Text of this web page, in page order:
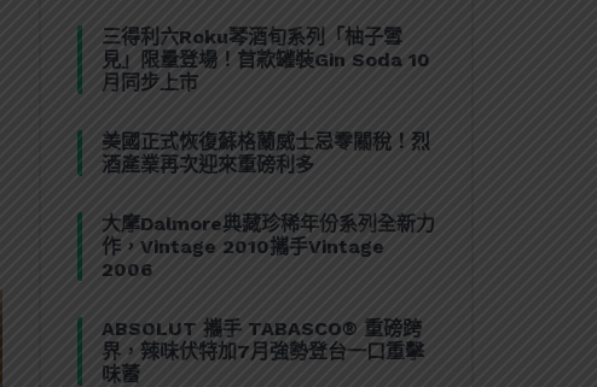
三得利六Roku琴酒旬系列「柚子雪
見」限量登場！首款罐裝Gin Soda 10
月同步上市
美國正式恢復蘇格蘭威士忌零關稅！烈
酒產業再次迎來重磅利多
大摩Dalmore典藏珍稀年份系列全新力
作，Vintage 2010攜手Vintage
2006
ABSOLUT 攜手 TABASCO® 重磅跨
界，辣味伏特加7月強勢登台一口重擊
味蕾